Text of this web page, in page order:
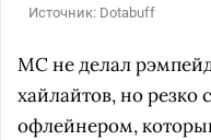
Источник: Dotabuff
MC не делал
хайлайтов, но
офлейнером,